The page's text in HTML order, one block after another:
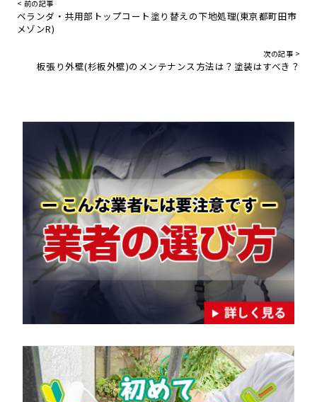
< 前の記事
ベランダ・共用部トップコート塗り替えの下地処理(東京都町田市
メゾンR)
次の記事 >
板張り外壁(杉板外壁)のメンテナンス方法は？塗装はすべき？